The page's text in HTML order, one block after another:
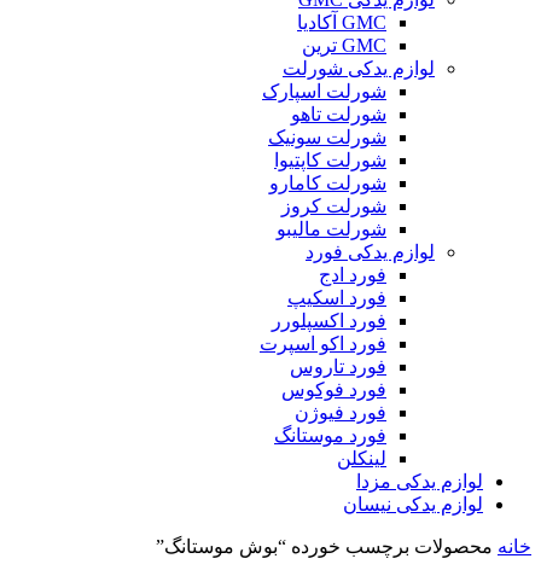
GMC آکادیا
GMC ترین
لوازم یدکی شورلت
شورلت اسپارک
شورلت تاهو
شورلت سونیک
شورلت کاپتیوا
شورلت کامارو
شورلت کروز
شورلت مالیبو
لوازم یدکی فورد
فورد ادج
فورد اسکیپ
فورد اکسپلورر
فورد اکو اسپرت
فورد تاروس
فورد فوکوس
فورد فیوژن
فورد موستانگ
لینکلن
لوازم یدکی مزدا
لوازم یدکی نیسان
خانه محصولات برچسب خورده “بوش موستانگ”